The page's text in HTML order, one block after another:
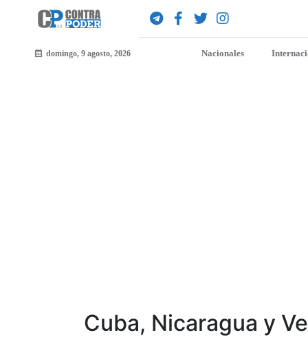
domingo, 9 agosto, 2026 Nacionales
Cuba, Nicaragua y